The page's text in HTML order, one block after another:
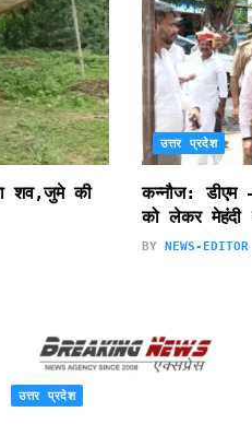
शव,जुमे की
उत्तर प्रदेश
कन्नौज: डीएम
को लेकर मेहंदी
BY NEWS-EDITOR
उत्तर प्रदेश